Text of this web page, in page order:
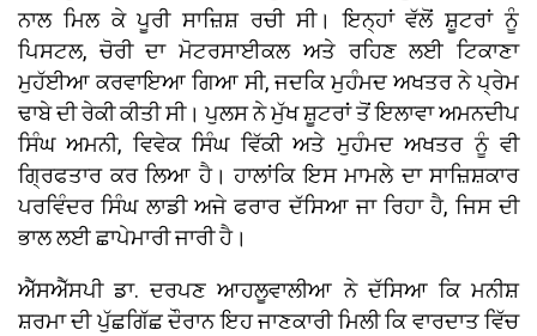
ਨਾਲ ਮਿਲ ਕੇ ਪੂਰੀ ਸਾਜ਼ਿਸ਼ ਰਚੀ ਸੀ। ਇਨ੍ਹਾਂ ਵੱਲੋਂ ਸ਼ੂਟਰਾਂ ਨੂੰ
ਪਿਸਟਲ, ਚੋਰੀ ਦਾ ਮੋਟਰਸਾਈਕਲ ਅਤੇ ਰਹਿਣ ਲਈ ਟਿਕਾਣਾ
ਮੁਹੱਈਆ ਕਰਵਾਇਆ ਗਿਆ ਸੀ, ਜਦਕਿ ਮੁਹੰਮਦ ਅਖਤਰ ਨੇ ਪ੍ਰੇਮ
ਢਾਬੇ ਦੀ ਰੇਕੀ ਕੀਤੀ ਸੀ। ਪੁਲਸ ਨੇ ਮੁੱਖ ਸ਼ੂਟਰਾਂ ਤੋਂ ਇਲਾਵਾ ਅਮਨਦੀਪ
ਸਿੰਘ ਅਮਨੀ, ਵਿਵੇਕ ਸਿੰਘ ਵਿੱਕੀ ਅਤੇ ਮੁਹੰਮਦ ਅਖਤਰ ਨੂੰ ਵੀ
ਗ੍ਰਿਫਤਾਰ ਕਰ ਲਿਆ ਹੈ। ਹਾਲਾਂਕਿ ਇਸ ਮਾਮਲੇ ਦਾ ਸਾਜ਼ਿਸ਼ਕਾਰ
ਪਰਵਿੰਦਰ ਸਿੰਘ ਲਾਡੀ ਅਜੇ ਫਰਾਰ ਦੱਸਿਆ ਜਾ ਰਿਹਾ ਹੈ, ਜਿਸ ਦੀ
ਭਾਲ ਲਈ ਛਾਪੇਮਾਰੀ ਜਾਰੀ ਹੈ।
ਐੱਸਐੱਸਪੀ ਡਾ. ਦਰਪਣ ਆਹਲੂਵਾਲੀਆ ਨੇ ਦੱਸਿਆ ਕਿ ਮਨੀਸ਼
ਸ਼ਰਮਾ ਦੀ ਪੁੱਛਗਿੱਛ ਦੌਰਾਨ ਇਹ ਜਾਣਕਾਰੀ ਮਿਲੀ ਕਿ ਵਾਰਦਾਤ ਵਿੱਚ